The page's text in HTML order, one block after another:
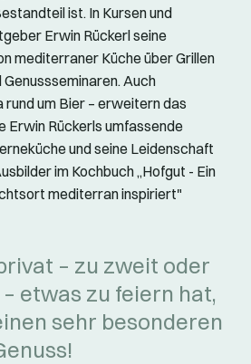
ist. In Kursen und
Erwin Rückerl seine
mediterraner Küche über Grillen
Auch
um Bier – erweitern das
Erwin Rückerls umfassende
und seine Leidenschaft
im Kochbuch „Hofgut - Ein
mediterran inspiriert"
– zu zweit oder
etwas zu feiern hat,
sehr besonderen